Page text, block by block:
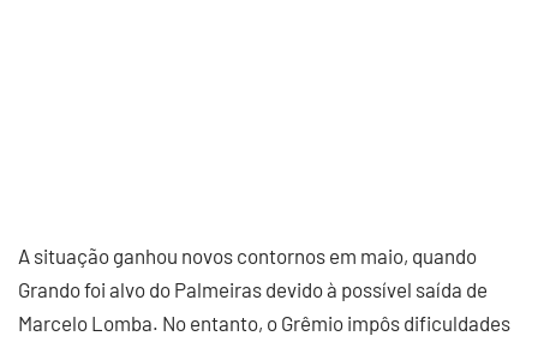
A situação ganhou novos contornos em maio, quando
Grando foi alvo do Palmeiras devido à possível saída de
Marcelo Lomba. No entanto, o Grêmio impôs dificuldades